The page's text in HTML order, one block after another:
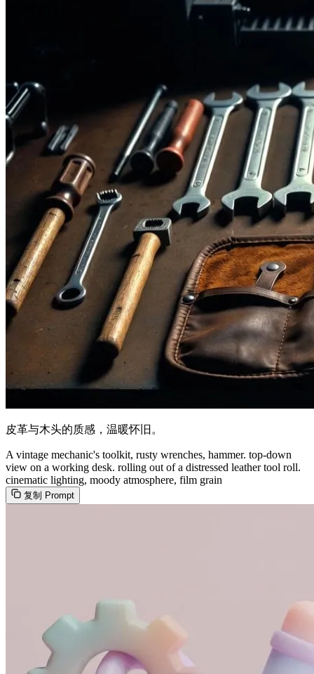
皮革与木头的质感，温暖怀旧。
A vintage mechanic's toolkit, rusty wrenches, hammer. top-down
view on a working desk. rolling out of a distressed leather tool roll.
cinematic lighting, moody atmosphere, film grain
复制 Prompt